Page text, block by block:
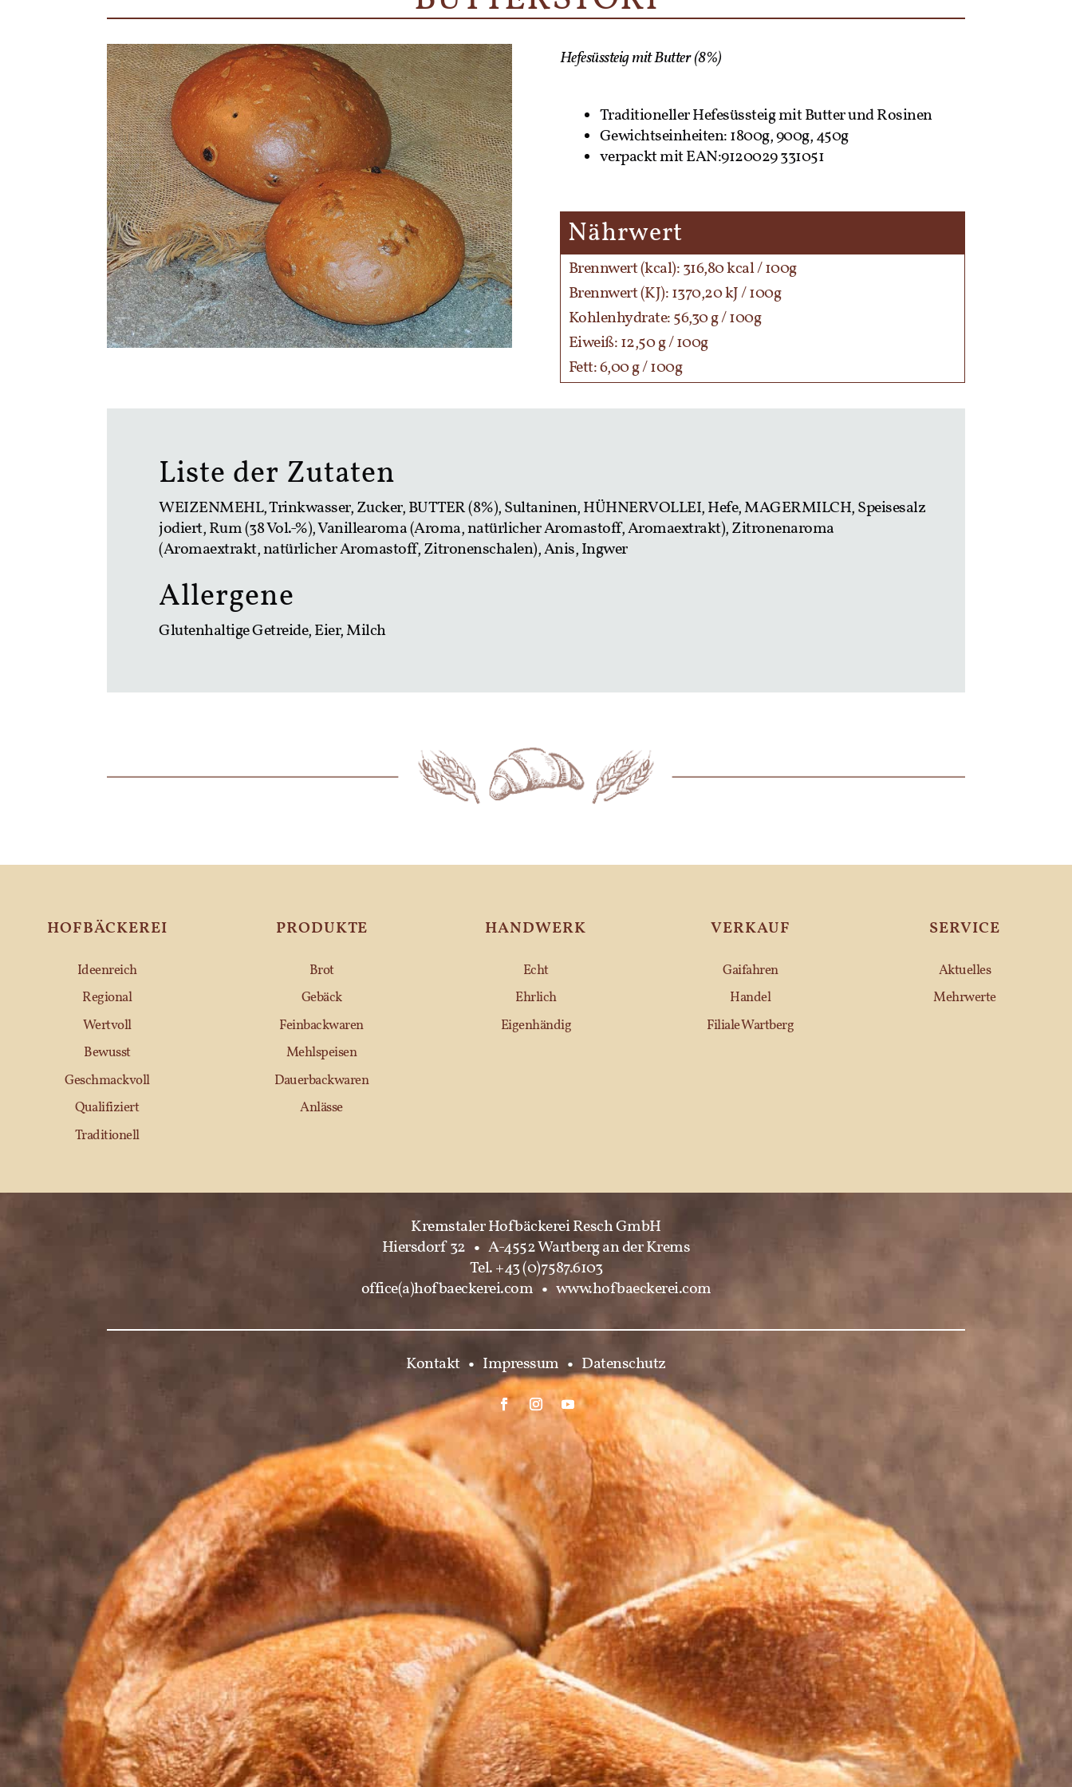
Hefesüssteig mit Butter (8%)
Traditioneller Hefesüssteig mit Butter und Rosinen
Gewichtseinheiten: 1800g, 900g, 450g
verpackt mit EAN:9120029 331051
Nährwert
Brennwert (kcal): 316,80 kcal / 100g
Brennwert (KJ): 1370,20 kJ / 100g
Kohlenhydrate: 56,30 g / 100g
Eiweiß: 12,50 g / 100g
Fett: 6,00 g / 100g
Liste der Zutaten
WEIZENMEHL, Trinkwasser, Zucker, BUTTER (8%), Sultaninen, HÜHNERVOLLEI, Hefe, MAGERMILCH, Speisesalz
jodiert, Rum (38 Vol.-%), Vanillearoma (Aroma, natürlicher Aromastoff, Aromaextrakt), Zitronenaroma
(Aromaextrakt, natürlicher Aromastoff, Zitronenschalen), Anis, Ingwer
Allergene
Glutenhaltige Getreide, Eier, Milch
HOFBÄCKEREI
Ideenreich
Regional
Wertvoll
Bewusst
Geschmackvoll
Qualifiziert
Traditionell
PRODUKTE
Brot
Gebäck
Feinbackwaren
Mehlspeisen
Dauerbackwaren
Anlässe
HANDWERK
Echt
Ehrlich
Eigenhändig
VERKAUF
Gaifahren
Handel
Filiale Wartberg
SERVICE
Aktuelles
Mehrwerte
Kremstaler Hofbäckerei Resch GmbH
Hiersdorf 32 • A-4552 Wartberg an der Krems
Tel. +43 (0)7587.6103
office(a)hofbaeckerei.com • www.hofbaeckerei.com
Kontakt • Impressum • Datenschutz